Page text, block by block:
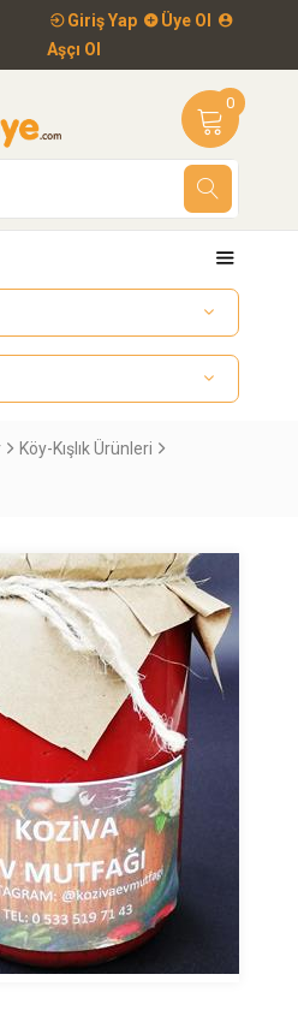
Giriş Yap
Üye Ol
Aşçı Ol
0
Köy-Kışlık Ürünleri